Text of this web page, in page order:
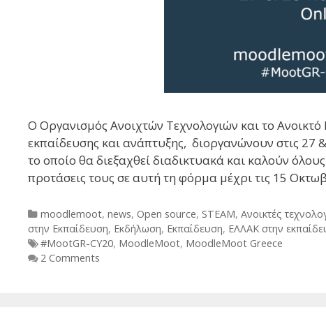
Ο Οργανισμός Ανοιχτών Τεχνολογιών και το
εκπαίδευσης και ανάπτυξης, διοργανώνουν στις
το οποίο θα διεξαχθεί διαδικτυακά και καλούν
προτάσεις τους σε αυτή τη φόρμα μέχρι τις 15
Categories
moodlemoot, news, Open source, STEAM, Ανοικτές
στην Εκπαίδευση, Εκδήλωση, Εκπαίδευση, ΕΛΛΑΚ στην
Tags
#MootGR-CY20, MoodleMoot, MoodleMoot Greece
2 Comments